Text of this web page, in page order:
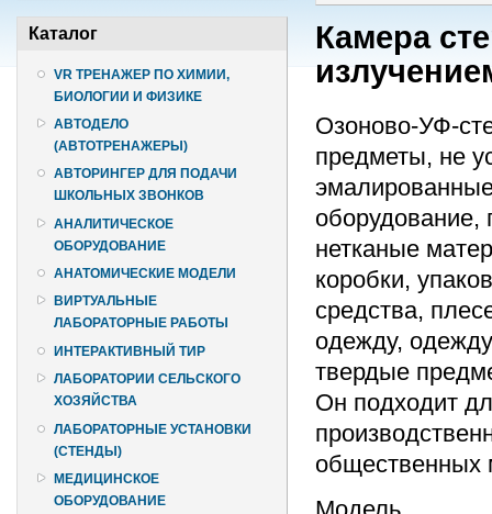
Каталог
VR ТРЕНАЖЕР ПО ХИМИИ,
БИОЛОГИИ И ФИЗИКЕ
АВТОДЕЛО
(АВТОТРЕНАЖЕРЫ)
АВТОРИНГЕР ДЛЯ ПОДАЧИ
ШКОЛЬНЫХ ЗВОНКОВ
АНАЛИТИЧЕСКОЕ
ОБОРУДОВАНИЕ
АНАТОМИЧЕСКИЕ МОДЕЛИ
ВИРТУАЛЬНЫЕ
ЛАБОРАТОРНЫЕ РАБОТЫ
ИНТЕРАКТИВНЫЙ ТИР
ЛАБОРАТОРИИ СЕЛЬСКОГО
ХОЗЯЙСТВА
ЛАБОРАТОРНЫЕ УСТАНОВКИ
(СТЕНДЫ)
МЕДИЦИНСКОЕ
ОБОРУДОВАНИЕ
Камера
Озоново-УФ-
предметы, не
оборудование,
нетканые
коробки,
средства,
одежду,
твердые
Он подходит
общественных